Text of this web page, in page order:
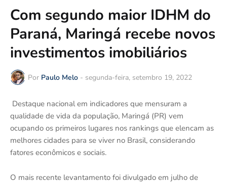
Com segundo maior IDHM do
Paraná, Maringá recebe novos
investimentos imobiliários
Por Paulo Melo - segunda-feira, setembro 19, 2022
Destaque nacional em indicadores que mensuram a
qualidade de vida da população, Maringá (PR) vem
ocupando os primeiros lugares nos rankings que elencam as
melhores cidades para se viver no Brasil, considerando
fatores econômicos e sociais.
O mais recente levantamento foi divulgado em julho de